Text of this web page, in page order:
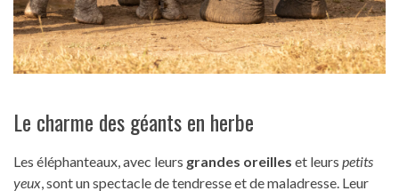
Le charme des géants en herbe
Les éléphanteaux, avec leurs grandes oreilles et leurs petits
yeux, sont un spectacle de tendresse et de maladresse. Leur